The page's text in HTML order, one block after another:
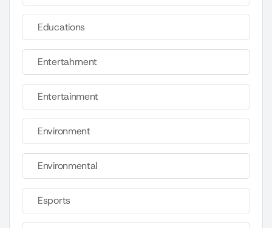
Educations
Entertahrnent
Entertainment
Environment
Environmental
Esports